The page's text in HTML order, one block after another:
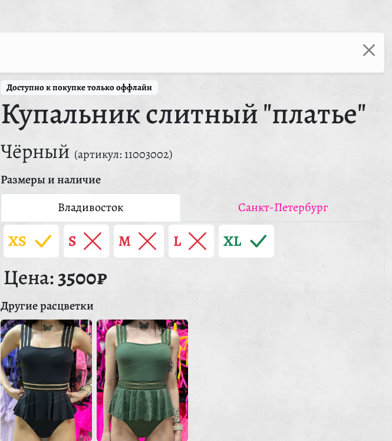
Доступно к покупке только оффлайн
Купальник слитный "платье"
Чёрный (артикул: 11003002)
Размеры и наличие
Владивосток
Санкт-Петербург
XS S M L XL
Цена:3500₽
Другие расцветки